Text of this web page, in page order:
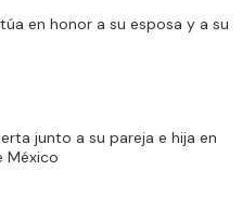
en honor a su esposa y a su
junto a su pareja e hija en
México